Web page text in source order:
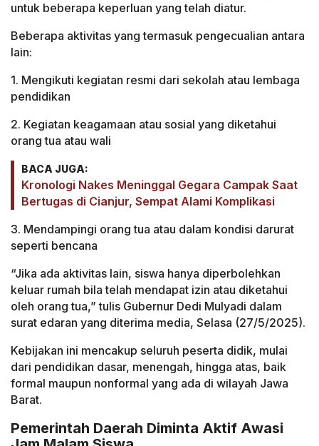
untuk beberapa keperluan yang telah diatur.
Beberapa aktivitas yang termasuk pengecualian antara
lain:
1. Mengikuti kegiatan resmi dari sekolah atau lembaga
pendidikan
2. Kegiatan keagamaan atau sosial yang diketahui
orang tua atau wali
BACA JUGA:
Kronologi Nakes Meninggal Gegara Campak Saat
Bertugas di Cianjur, Sempat Alami Komplikasi
3. Mendampingi orang tua atau dalam kondisi darurat
seperti bencana
“Jika ada aktivitas lain, siswa hanya diperbolehkan
keluar rumah bila telah mendapat izin atau diketahui
oleh orang tua,” tulis Gubernur Dedi Mulyadi dalam
surat edaran yang diterima media, Selasa (27/5/2025).
Kebijakan ini mencakup seluruh peserta didik, mulai
dari pendidikan dasar, menengah, hingga atas, baik
formal maupun nonformal yang ada di wilayah Jawa
Barat.
Pemerintah Daerah Diminta Aktif Awasi